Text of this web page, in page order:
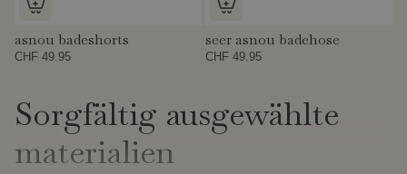
asnou badeshorts
CHF 49.95
seer asnou badehose
CHF 49.95
Sorgfältig ausgewählte
materialien